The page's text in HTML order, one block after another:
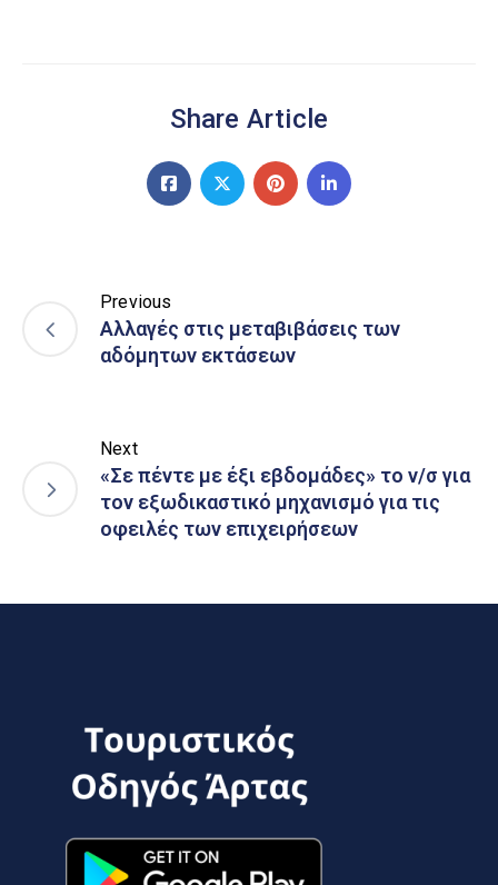
Share Article
Previous
Αλλαγές στις μεταβιβάσεις των
αδόμητων εκτάσεων
Next
«Σε πέντε με έξι εβδομάδες» το ν/σ για
τον εξωδικαστικό μηχανισμό για τις
οφειλές των επιχειρήσεων